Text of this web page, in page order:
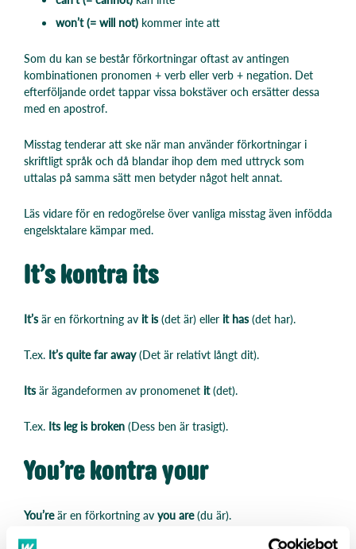
won’t (= will not) kommer inte att
Som du kan se består förkortningar oftast av antingen
kombinationen pronomen + verb eller verb + negation. Det
efterföljande ordet tappar vissa bokstäver och ersätter dessa
med en apostrof.
Misstag tenderar att ske när man använder förkortningar i
skriftligt språk och då blandar ihop dem med uttryck som
uttalas på samma sätt men betyder något helt annat.
Läs vidare för en redogörelse över vanliga misstag även infödda
engelsktalare kämpar med.
It’s kontra its
It’s är en förkortning av it is (det är) eller it has (det har).
T.ex. It’s quite far away(Det är relativt långt dit).
Its är ägandeformen av pronomenet it(det).
T.ex. Its leg is broken (Dess ben är trasigt).
You’re kontra your
You’reär en förkortning av you are(du är).